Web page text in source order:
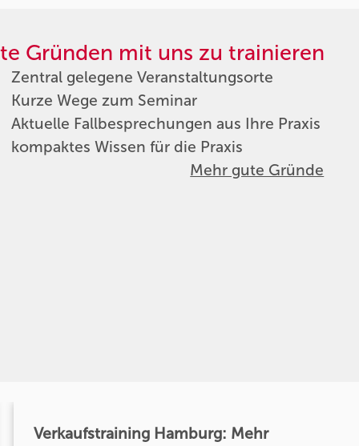
Gründen mit uns zu trainieren
Zentral gelegene Veranstaltungsorte
Kurze Wege zum Seminar
Aktuelle Fallbesprechungen aus Ihre Praxis
kompaktes Wissen für die Praxis
Mehr gute Gründe
Verkaufstraining Hamburg: Mehr